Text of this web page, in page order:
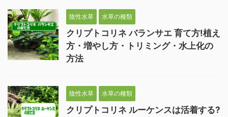
陰性水草 水草の種類
クリプトコリネ バランサエ 育て方!植え
方・増やし方・トリミング・水上化の
方法
陰性水草 水草の種類
クリプトコリネ ルーケンスは活着する?